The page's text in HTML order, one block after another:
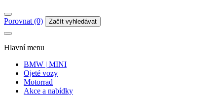
Porovnat (0) Začít vyhledávat
Hlavní menu
BMW | MINI
Ojeté vozy
Motorrad
Akce a nabídky